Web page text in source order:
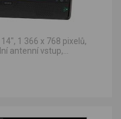
1 366 x 768 pixelů,
antenní vstup,...